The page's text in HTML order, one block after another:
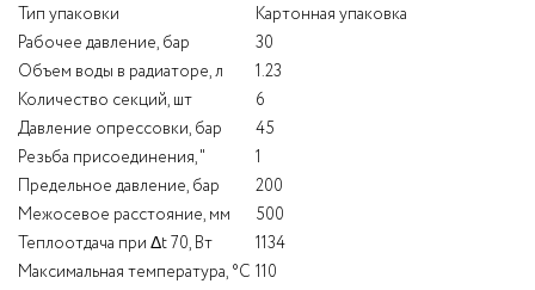
Тип упаковки
Картонная упаковка
Рабочее давление, бар
30
Объем воды в радиаторе, л
1.23
Количество секций, шт
6
Давление опрессовки, бар
45
Резьба присоединения, "
1
Предельное давление, бар
200
Межосевое расстояние, мм
500
Теплоотдача при Δt 70, Вт
1134
Максимальная температура, °С 110